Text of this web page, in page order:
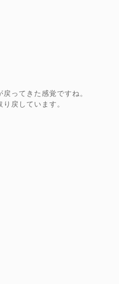
ってきた感覚ですね。
戻しています。